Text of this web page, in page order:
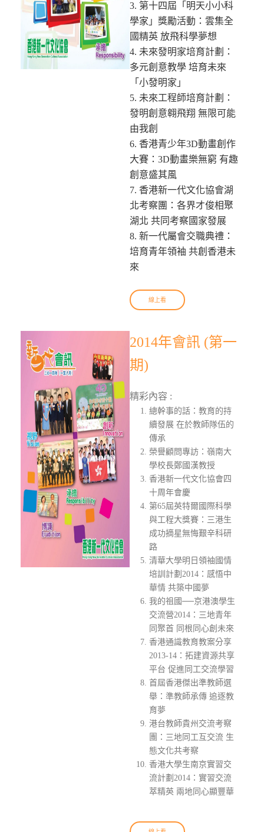
3. 第十四屆「明天小小科
學家」獎勵活動：雲集全
國精英 放飛科學夢想
4. 未來發明家培育計劃：
多元創意教學 培育未來
「小發明家」
5. 未來工程師培育計劃：
發明創意翱飛翔 無限可能
由我創
6. 香港青少年3D動畫創作
大賽：3D動畫樂無窮 有趣
創意盛其風
7. 香港新一代文化協會湖
北考察團：各界才俊相聚
湖北 共同考察國家發展
8. 新一代屬會交職典禮：
培育青年領袖 共創香港未
來
線上看
2014年會訊 (第一
期)
精彩內容 :
總幹事的話：教育的持
續發展 在於教師隊伍的
傳承
榮譽顧問專訪：嶺南大
學校長鄭國漢教授
香港新一代文化協會四
十周年會慶
第65屆英特爾國際科學
與工程大獎賽：三港生
成功摘星無悔艱辛科研
路
清華大學明日領袖國情
培訓計劃2014：感悟中
華情 共築中國夢
我的祖國──京港澳學生
交流營2014：三地青年
同聚首 同根同心創未來
香港通識教育教案分享
2013-14：拓建資源共享
平台 促進同工交流學習
首屆香港傑出準教師選
舉：準教師承傳 追逐教
育夢
港台教師貴州交流考察
團：三地同工互交流 生
態文化共考察
香港大學生南京實習交
流計劃2014：實習交流
萃精英 兩地同心顯豐華